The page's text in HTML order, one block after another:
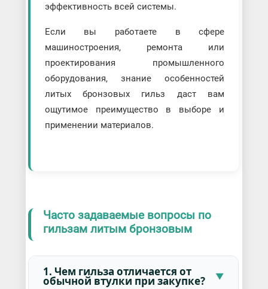
эффективность всей системы.
Если вы работаете в сфере
машиностроения, ремонта или
проектирования промышленного
оборудования, знание особенностей
литых бронзовых гильз даст вам
ощутимое преимущество в выборе и
применении материалов.
Часто задаваемые вопросы по
гильзам литым бронзовым
1. Чем гильза отличается от
обычной втулки при закупке?